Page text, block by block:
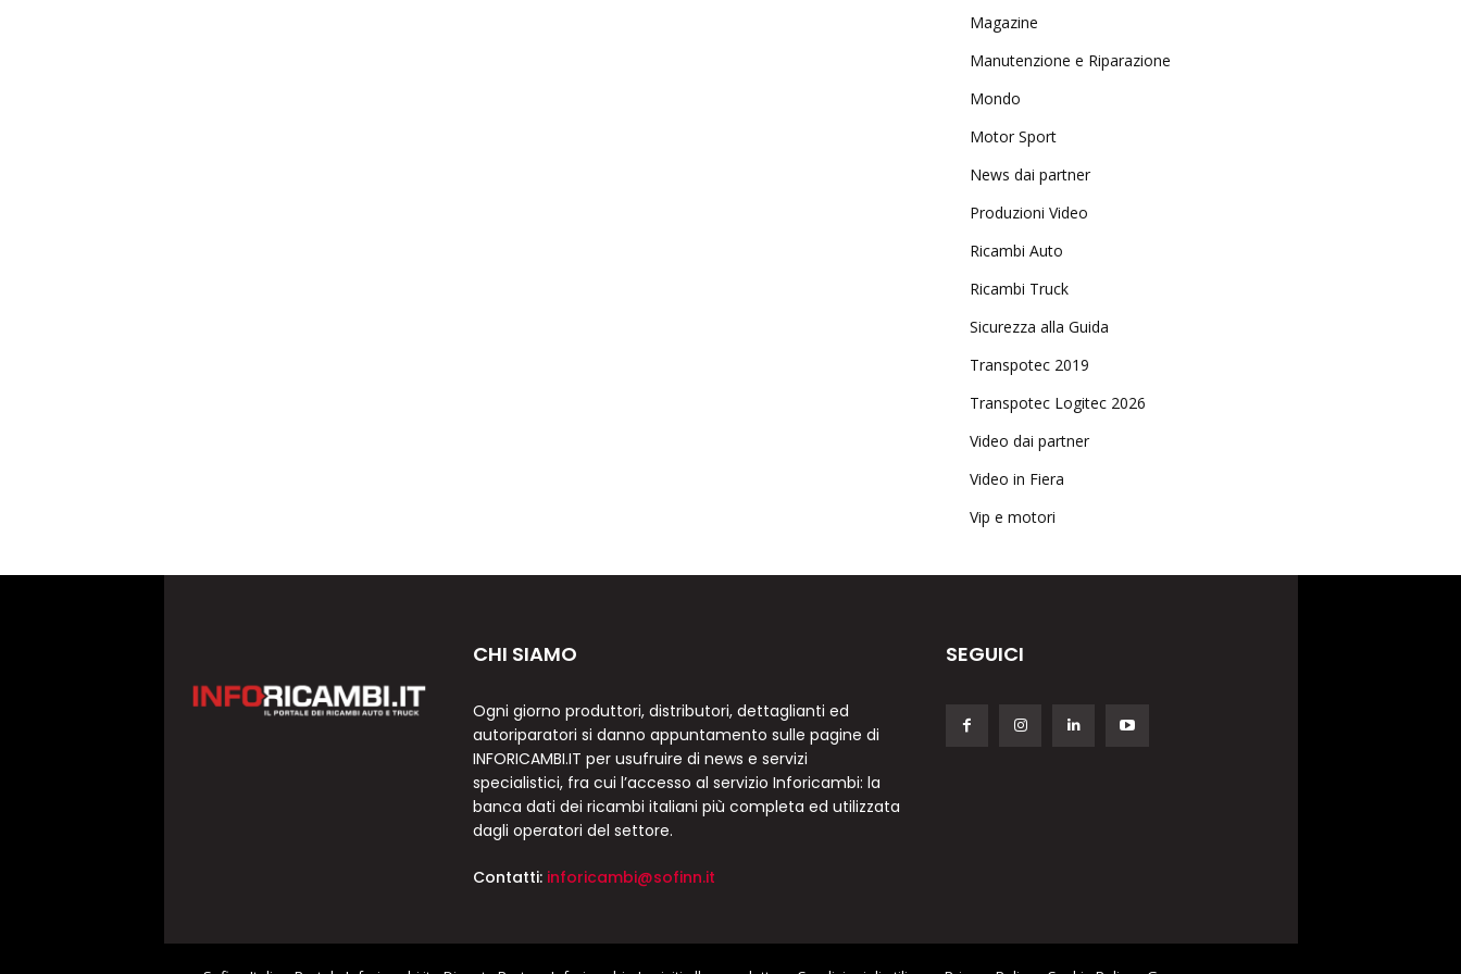
Magazine
Manutenzione e Riparazione
Mondo
Motor Sport
News dai partner
Produzioni Video
Ricambi Auto
Ricambi Truck
Sicurezza alla Guida
Transpotec 2019
Transpotec Logitec 2026
Video dai partner
Video in Fiera
Vip e motori
CHI SIAMO
Ogni giorno produttori, distributori, dettaglianti ed
autoriparatori si danno appuntamento sulle pagine di
INFORICAMBI.IT per usufruire di news e servizi
specialistici, fra cui l’accesso al servizio Inforicambi: la
banca dati dei ricambi italiani più completa ed utilizzata
dagli operatori del settore.
Contatti: inforicambi@sofinn.it
SEGUICI